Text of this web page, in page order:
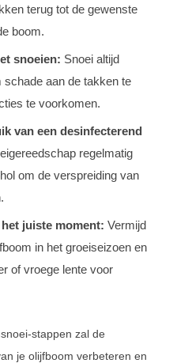
terug tot de gewenste
boom.
snoeien: Snoei altijd
aan de takken te
te voorkomen.
van een desinfecterend
regelmatig
om de verspreiding van
juiste moment: Vermijd
in het groeiseizoen en
of vroege lente voor
stappen zal de
je olijfboom verbeteren en